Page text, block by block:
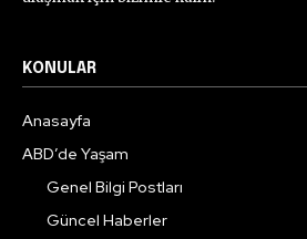
KONULAR
Anasayfa
ABD’de Yaşam
Genel Bilgi Postları
Güncel Haberler